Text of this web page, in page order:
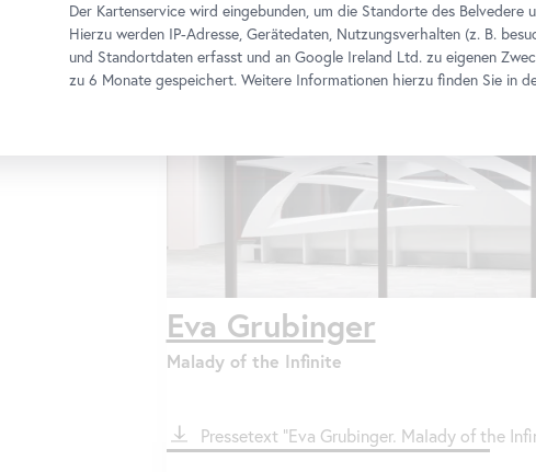
Eva Grubinger
Malady of the Infinite
File Pressetext "Eva Grubinger. Malady of the
Der Kartenservice wird eingebunden, um die Standorte des Belvedere
Hierzu werden IP-Adresse, Gerätedaten, Nutzungsverhalten (z. B.
und Standortdaten erfasst und an Google Ireland Ltd. zu eigenen
zu 6 Monate gespeichert. Weitere Informationen hierzu finden Sie in